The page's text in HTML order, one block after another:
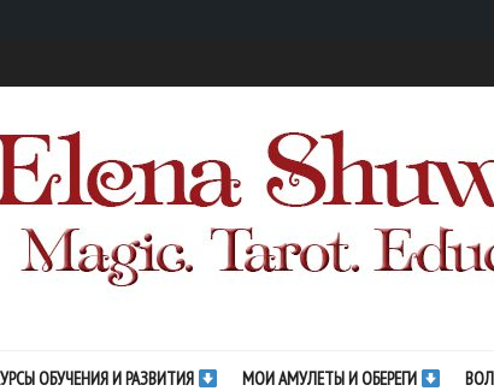
ОБУЧЕНИЯ И РАЗВИТИЯ МОИ АМУЛЕТЫ И ОБЕРЕГИ